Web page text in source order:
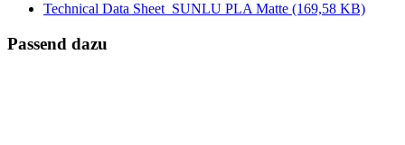
Technical Data Sheet_SUNLU PLA Matte (169,58 KB)
Passend dazu